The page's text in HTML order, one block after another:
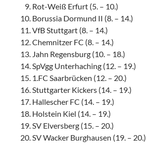
Rot-Weiß Erfurt (5. – 10.)
Borussia Dormund II (8. – 14.)
VfB Stuttgart (8. – 14.)
Chemnitzer FC (8. – 14.)
Jahn Regensburg (10. – 18.)
SpVgg Unterhaching (12. – 19.)
1.FC Saarbrücken (12. – 20.)
Stuttgarter Kickers (14. – 19.)
Hallescher FC (14. – 19.)
Holstein Kiel (14. – 19.)
SV Elversberg (15. – 20.)
SV Wacker Burghausen (19. – 20.)